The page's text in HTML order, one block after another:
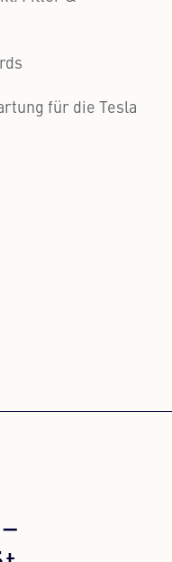
für die Tesla